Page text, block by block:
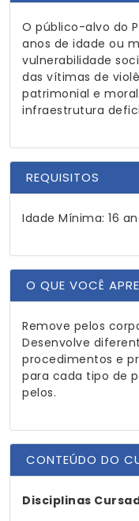
O público-alvo do
anos de idade ou
vulnerabilidade
das vítimas de
patrimonial e
infraestrutura
REQUISITOS
Idade Mínima: 16
O QUE VOCÊ
Remove pelos
Desenvolve
procedimentos e
para cada tipo de
pelos.
CONTEÚDO DO
Disciplinas